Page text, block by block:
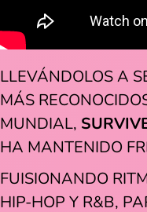
LLEVÁNDOLOS A
MÁS
MUNDIAL,
HA MANTENIDO
FUISIONANDO
HIP-HOP Y R&B,